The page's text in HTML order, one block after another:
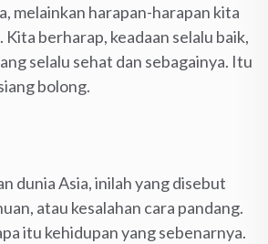
melainkan harapan-harapan kita
berharap, keadaan selalu baik,
selalu sehat dan sebagainya. Itu
bolong.
dunia Asia, inilah yang disebut
atau kesalahan cara pandang.
itu kehidupan yang sebenarnya.